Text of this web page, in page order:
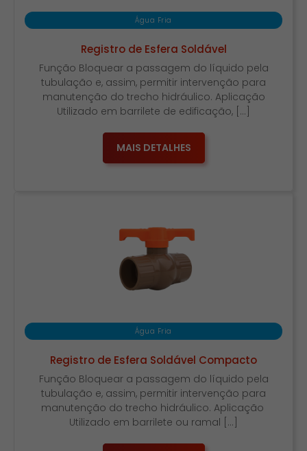
Água Fria
Registro de Esfera Soldável
Função Bloquear a passagem do líquido pela
tubulação e, assim, permitir intervenção para
manutenção do trecho hidráulico. Aplicação
Utilizado em barrilete de edificação, […]
MAIS DETALHES
Água Fria
Registro de Esfera Soldável Compacto
Função Bloquear a passagem do líquido pela
tubulação e, assim, permitir intervenção para
manutenção do trecho hidráulico. Aplicação
Utilizado em barrilete ou ramal […]